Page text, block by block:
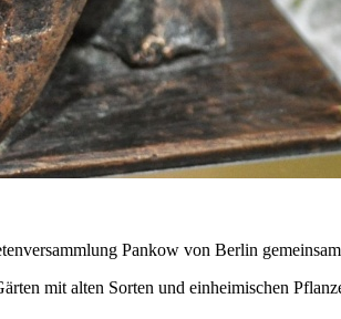
Pankow von Berlin
mit alten Sorten und einheimischen